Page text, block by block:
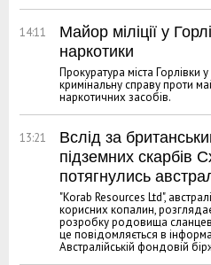
14:11
Майор міліції у
наркотики
Прокуратура міста Горлівки
кримінальну справу проти
наркотичних засобів.
13:21
Вслід за
підземних скарбів
потягнулись
"Korab Resources Ltd",
корисних копалин,
розробку родовища
це повідомляється в
Австралійській фондовій